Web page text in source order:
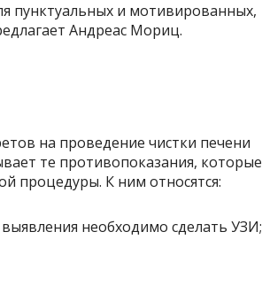
пунктуальных и мотивированных,
Андреас Мориц.
на проведение чистки печени
те противопоказания, которые
процедуры. К ним относятся:
необходимо сделать УЗИ;